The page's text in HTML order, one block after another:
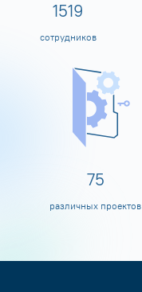
1600
сотрудников
80
различных проектов